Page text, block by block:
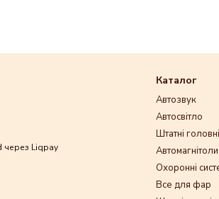
Каталог
Автозвук
Автосвітло
Штатні
Автомагнітоли
Охоронні
Все для фар